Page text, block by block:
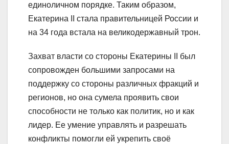
единоличном порядке. Таким образом,
Екатерина II стала правительницей России и
на 34 года встала на великодержавный трон.
Захват власти со стороны Екатерины II был
сопровожден большими запросами на
поддержку со стороны различных фракций и
регионов, но она сумела проявить свои
способности не только как политик, но и как
лидер. Ее умение управлять и разрешать
конфликты помогли ей укрепить своё